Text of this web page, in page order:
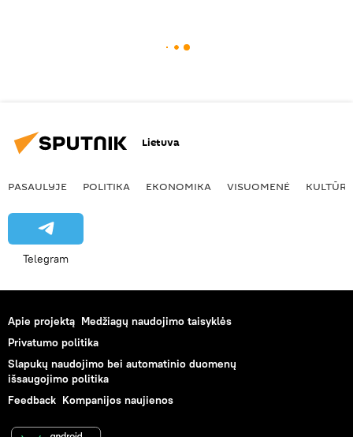
Lietuva
PASAULYJE POLITIKA EKONOMIKA VISUOMENĖ KULTŪRA
Telegram
Apie projektą Medžiagų naudojimo taisyklės
Privatumo politika
Slapukų naudojimo bei automatinio duomenų
išsaugojimo politika
Feedback Kompanijos naujienos